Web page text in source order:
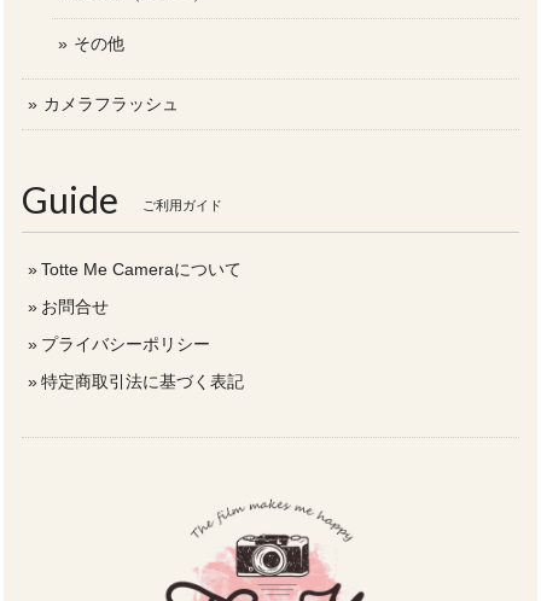
その他
カメラフラッシュ
Guide ご利用ガイド
Totte Me Cameraについて
お問合せ
プライバシーポリシー
特定商取引法に基づく表記